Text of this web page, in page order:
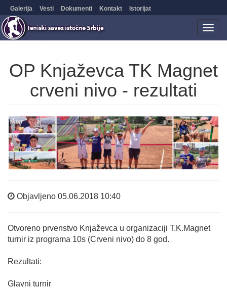
Galerija Vesti Dokumenti Kontakt Istorijat
OP Knjaževca TK Magnet
crveni nivo - rezultati
Objavljeno 05.06.2018 10:40
Otvoreno prvenstvo Knjaževca u organizaciji T.K.Magnet
turnir iz programa 10s (Crveni nivo) do 8 god.
Rezultati:
Glavni turnir